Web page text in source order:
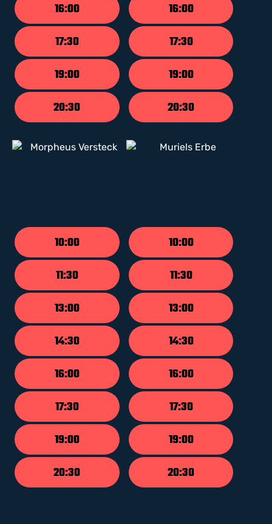
16:00
17:30
19:00
20:30
16:00
17:30
19:00
20:30
10:00
11:30
13:00
14:30
16:00
17:30
19:00
20:30
10:00
11:30
13:00
14:30
16:00
17:30
19:00
20:30